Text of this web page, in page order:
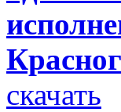
скачать